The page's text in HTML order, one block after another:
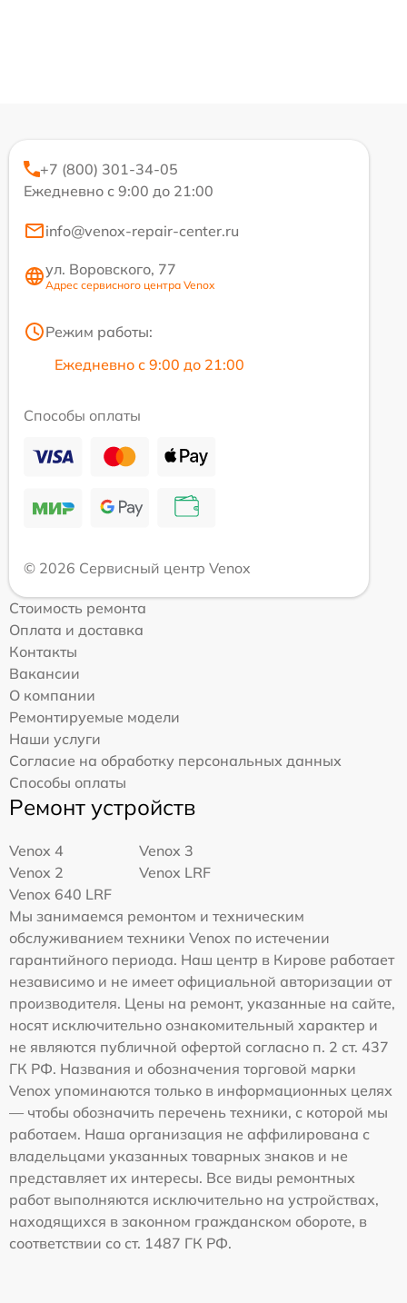
+7 (800) 301-34-05
Ежедневно с 9:00 до 21:00
info@venox-repair-center.ru
ул. Воровского, 77
Адрес сервисного центра Venox
Режим работы:
Ежедневно с 9:00 до 21:00
Способы оплаты
© 2026 Сервисный центр Venox
Стоимость ремонта
Оплата и доставка
Контакты
Вакансии
О компании
Ремонтируемые модели
Наши услуги
Согласие на обработку персональных данных
Способы оплаты
Ремонт устройств
Venox 4
Venox 3
Venox 2
Venox LRF
Venox 640 LRF
Мы занимаемся ремонтом и техническим
обслуживанием техники Venox по истечении
гарантийного периода. Наш центр в Кирове работает
независимо и не имеет официальной авторизации от
производителя. Цены на ремонт, указанные на сайте,
носят исключительно ознакомительный характер и
не являются публичной офертой согласно п. 2 ст. 437
ГК РФ. Названия и обозначения торговой марки
Venox упоминаются только в информационных целях
— чтобы обозначить перечень техники, с которой мы
работаем. Наша организация не аффилирована с
владельцами указанных товарных знаков и не
представляет их интересы. Все виды ремонтных
работ выполняются исключительно на устройствах,
находящихся в законном гражданском обороте, в
соответствии со ст. 1487 ГК РФ.